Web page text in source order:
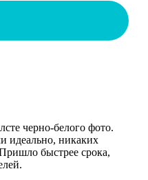
черно-белого фото.
идеально, никаких
быстрее срока,